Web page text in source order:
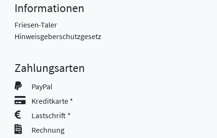
Informationen
Friesen-Taler
Hinweisgeberschutzgesetz
Zahlungsarten
PayPal
Kreditkarte *
Lastschrift *
Rechnung